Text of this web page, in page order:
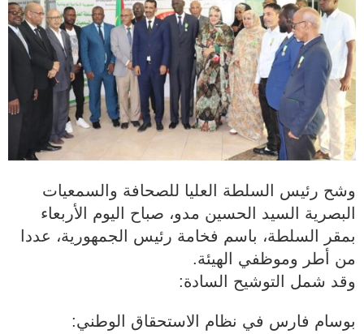
وشح رئيس السلطة العليا للصحافة والسمعيات
البصرية السيد الحسين مدو، صباح اليوم الأربعاء
بمقر السلطة، باسم فخامة رئيس الجمهورية، عددا
من أطر وموظفي الهيئة.
وقد شمل التوشيح السادة:
بوسام فارس في نظام الاستحقاق الوطني: